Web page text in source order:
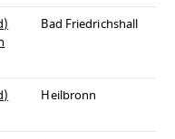
Bad Friedrichshall
Heilbronn